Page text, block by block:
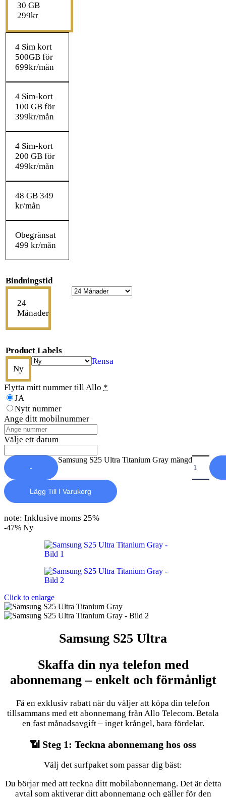
30 GB
299kr
4 Sim kort
500GB för
699kr/mån
4 Sim-kort
100 GB för
399kr/mån
4 Sim-kort
200 GB för
499kr/mån
48 GB 349
kr/mån
Obegränsat
499 kr/mån
Bindningstid
24
Månader
Product Labels
Ny
Rensa
Flytta mitt nummer till Allo *
JA
Nytt nummer
Ange ditt mobilnummer
Välje ett datum
-
Samsung S25 Ultra Titanium Gray mängd
Lägg Till I Varukorg
note: Inklusive moms 25%
-47% Ny
Click to enlarge
Samsung S25 Ultra
Skaffa din nya telefon med
abonnemang – enkelt och förmånligt
Få en exklusiv rabatt när du väljer att köpa din telefon
tillsammans med ett abonnemang från Allo Telecom. Betala
en fast månadsavgift – inget krångel, bara fördelar.
📶 Steg 1: Teckna abonnemang hos oss
Välj det surfpaket som passar dig bäst:
Du börjar med att teckna ditt mobilabonnemang. Det är detta
avtal som aktiverar ditt abonnemang och gäller för den